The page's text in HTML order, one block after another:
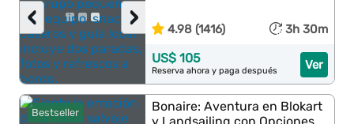
›
‹ 4.98 (1416) 3h 30m
Ver
US$ 105
Reserva ahora y paga después
Bestseller
Bonaire: Aventura en Blokart